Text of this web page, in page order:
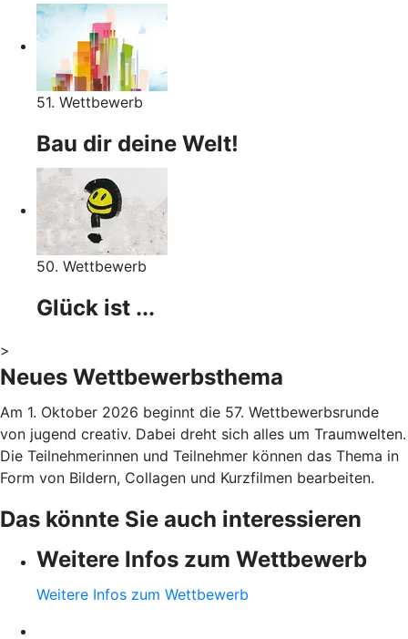
51. Wettbewerb
Bau dir deine Welt!
50. Wettbewerb
Glück ist ...
>
Neues Wettbewerbsthema
Am 1. Oktober 2026 beginnt die 57. Wettbewerbsrunde
von jugend creativ. Dabei dreht sich alles um Traumwelten.
Die Teilnehmerinnen und Teilnehmer können das Thema in
Form von Bildern, Collagen und Kurzfilmen bearbeiten.
Das könnte Sie auch interessieren
Weitere Infos zum Wettbewerb
Weitere Infos zum Wettbewerb